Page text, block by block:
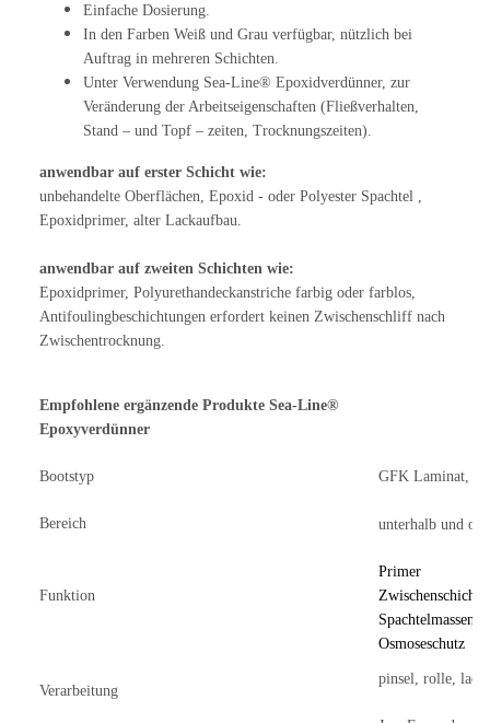
Einfache Dosierung.
In den Farben Weiß und Grau verfügbar, nützlich bei
Auftrag in mehreren Schichten.
Unter Verwendung Sea-Line® Epoxidverdünner, zur
Veränderung der Arbeitseigenschaften (Fließverhalten,
Stand – und Topf – zeiten, Trocknungszeiten).
anwendbar auf erster Schicht wie:
unbehandelte Oberflächen, Epoxid - oder Polyester Spachtel ,
Epoxidprimer, alter Lackaufbau.
anwendbar auf zweiten Schichten wie:
Epoxidprimer, Polyurethandeckanstriche farbig oder farblos,
Antifoulingbeschichtungen erfordert keinen Zwischenschliff nach
Zwischentrocknung.
Empfohlene ergänzende Produkte Sea-Line®
Epoxyverdünner
Bootstyp GFK Laminat,
Bereich unterhalb und
Funktion
Primer
Spachtelmassen
Osmoseschutz
Verarbeitung
pinsel, rolle,